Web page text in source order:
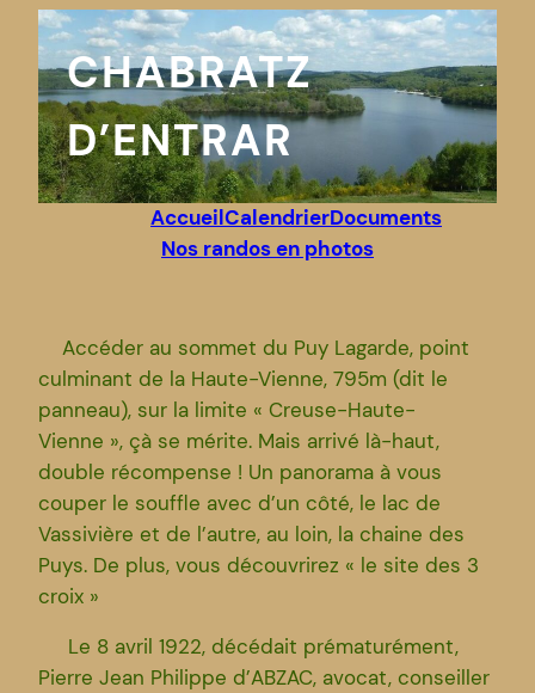
Aller
contenuCHABRATZ
D’ENTRAR
Accueil CalendrierDocuments
Nos randos en photos
Accéder au sommet du Puy Lagarde, point
culminant de la Haute-Vienne, 795m (dit le
panneau), sur la limite « Creuse-Haute-
Vienne », çà se mérite. Mais arrivé là-haut,
double récompense ! Un panorama à vous
couper le souffle avec d’un côté, le lac de
Vassivière et de l’autre, au loin, la chaine des
Puys. De plus, vous découvrirez « le site des 3
croix »
Le 8 avril 1922, décédait prématurément,
Pierre Jean Philippe d’ABZAC, avocat, conseiller